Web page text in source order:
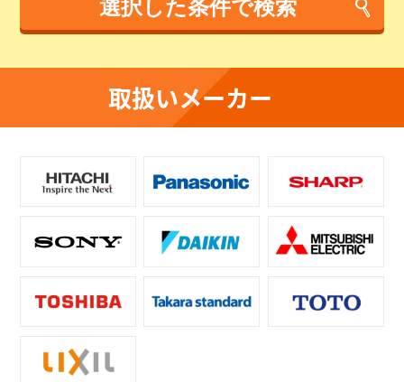
取扱いメーカー